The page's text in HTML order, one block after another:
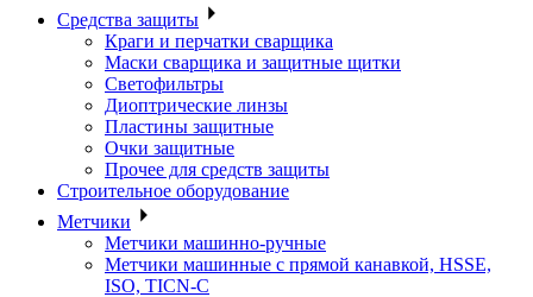
Средства защиты
Краги и перчатки сварщика
Маски сварщика и защитные щитки
Светофильтры
Диоптрические линзы
Пластины защитные
Очки защитные
Прочее для средств защиты
Строительное оборудование
Метчики
Метчики машинно-ручные
Метчики машинные с прямой канавкой, HSSE,
ISO, TICN-C